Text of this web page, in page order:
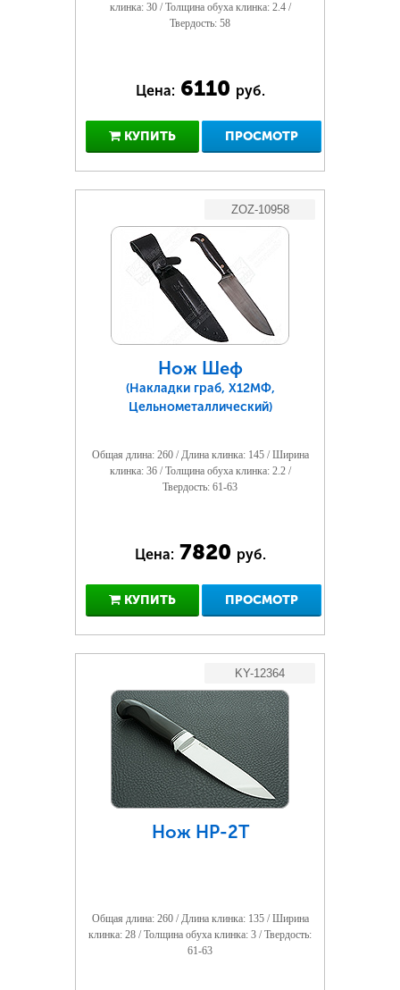
клинка: 30 / Толщина обуха клинка: 2.4 /
Твердость: 58
Цена: 6110 руб.
КУПИТЬ ПРОСМОТР
ZOZ-10958
Нож Шеф
(Накладки граб, Х12МФ,
Цельнометаллический)
Общая длина: 260 / Длина клинка: 145 / Ширина
клинка: 36 / Толщина обуха клинка: 2.2 /
Твердость: 61-63
Цена: 7820 руб.
КУПИТЬ ПРОСМОТР
KY-12364
Нож НР-2Т
Общая длина: 260 / Длина клинка: 135 / Ширина
клинка: 28 / Толщина обуха клинка: 3 / Твердость:
61-63